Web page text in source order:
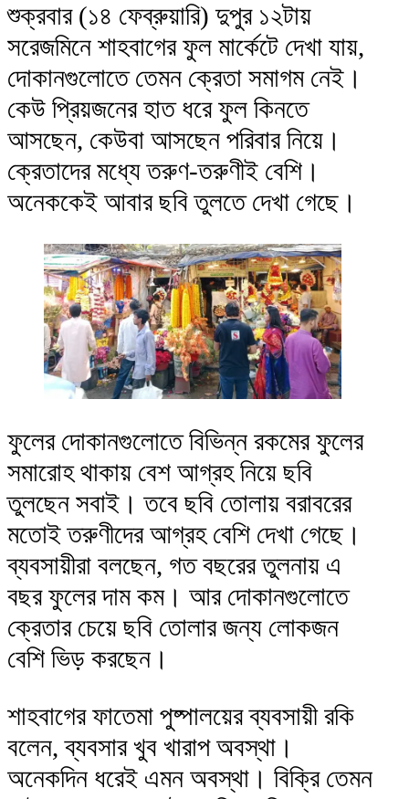
শুক্রবার (১৪ ফেব্রুয়ারি) দুপুর ১২টায়
সরেজমিনে শাহবাগের ফুল মার্কেটে দেখা যায়,
দোকানগুলোতে তেমন ক্রেতা সমাগম নেই।
কেউ প্রিয়জনের হাত ধরে ফুল কিনতে
আসছেন, কেউবা আসছেন পরিবার নিয়ে।
ক্রেতাদের মধ্যে তরুণ-তরুণীই বেশি।
অনেককেই আবার ছবি তুলতে দেখা গেছে।
ফুলের দোকানগুলোতে বিভিন্ন রকমের ফুলের
সমারোহ থাকায় বেশ আগ্রহ নিয়ে ছবি
তুলছেন সবাই। তবে ছবি তোলায় বরাবরের
মতোই তরুণীদের আগ্রহ বেশি দেখা গেছে।
ব্যবসায়ীরা বলছেন, গত বছরের তুলনায় এ
বছর ফুলের দাম কম। আর দোকানগুলোতে
ক্রেতার চেয়ে ছবি তোলার জন্য লোকজন
বেশি ভিড় করছেন।
শাহবাগের ফাতেমা পুষ্পালয়ের ব্যবসায়ী রকি
বলেন, ব্যবসার খুব খারাপ অবস্থা।
অনেকদিন ধরেই এমন অবস্থা। বিক্রি তেমন